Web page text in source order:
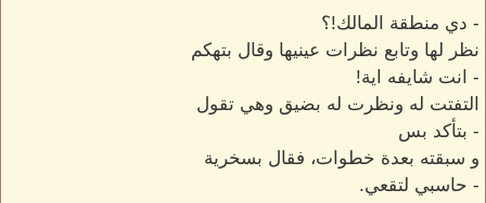
- دي منطقة المالك!؟
نظر لها وتابع نظرات عينيها وقال بتهكم
- انت شايفه اية!
التفتت له ونظرت له بضيق وهي تقول
- بتأكد بس
و سبقته بعدة خطوات، فقال بسخرية
- حاسبي لتقعي.